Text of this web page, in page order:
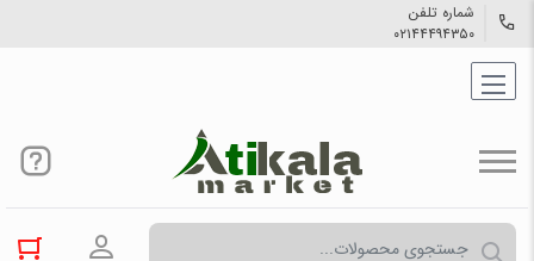
شماره تلفن
۰۲۱۴۴۴۹۴۳۵۰
ورود به